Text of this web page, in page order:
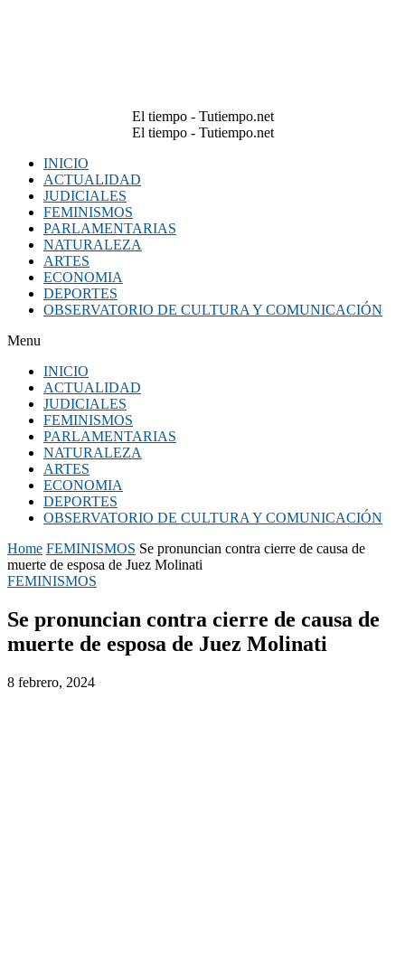
El tiempo - Tutiempo.net
El tiempo - Tutiempo.net
INICIO
ACTUALIDAD
JUDICIALES
FEMINISMOS
PARLAMENTARIAS
NATURALEZA
ARTES
ECONOMIA
DEPORTES
OBSERVATORIO DE CULTURA Y COMUNICACIÓN
Menu
INICIO
ACTUALIDAD
JUDICIALES
FEMINISMOS
PARLAMENTARIAS
NATURALEZA
ARTES
ECONOMIA
DEPORTES
OBSERVATORIO DE CULTURA Y COMUNICACIÓN
Home FEMINISMOS Se pronuncian contra cierre de causa de
muerte de esposa de Juez Molinati
FEMINISMOS
Se pronuncian contra cierre de causa de
muerte de esposa de Juez Molinati
8 febrero, 2024